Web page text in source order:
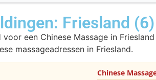
Friesland (6)
een Chinese Massage in
massageadressen in Friesland.
Chinese